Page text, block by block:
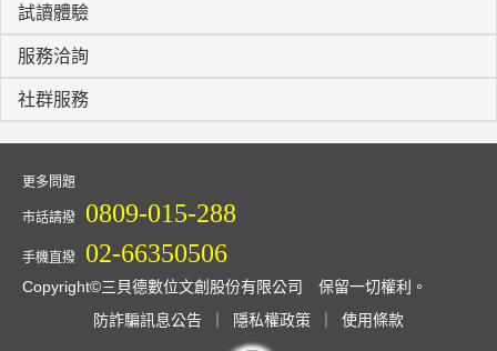
試讀體驗
服務洽詢
社群服務
更多問題
市話請撥 0809-015-288
手機直撥 02-66350506
Copyright©三貝德數位文創股份有限公司 保留一切權利。
防詐騙訊息公告
隱私權政策 使用條款